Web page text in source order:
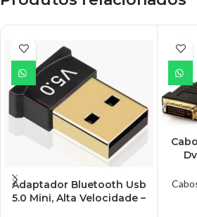
Adaptador Bluetooth Usb
5.0 Mini, Alta Velocidade –